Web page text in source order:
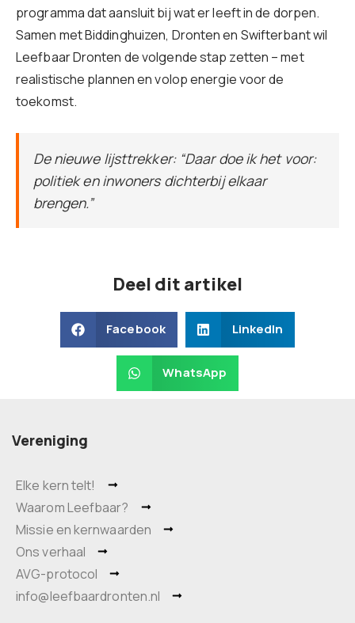
programma dat aansluit bij wat er leeft in de dorpen.
Samen met Biddinghuizen, Dronten en Swifterbant wil
Leefbaar Dronten de volgende stap zetten – met
realistische plannen en volop energie voor de
toekomst.
De nieuwe lijsttrekker: “Daar doe ik het voor:
politiek en inwoners dichterbij elkaar
brengen.”
Deel dit artikel
Facebook LinkedIn
WhatsApp
Vereniging
Elke kern telt!
Waarom Leefbaar?
Missie en kernwaarden
Ons verhaal
AVG-protocol
info@leefbaardronten.nl